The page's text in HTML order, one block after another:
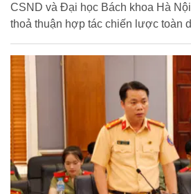
CSND và Đại học Bách khoa Hà
thoả thuận hợp tác chiến lược toàn